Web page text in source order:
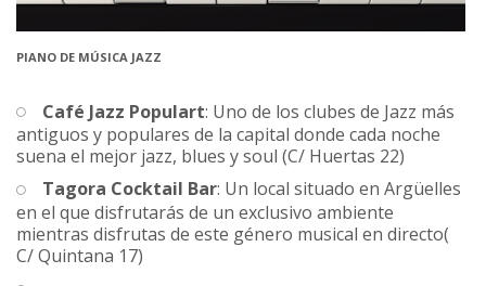
PIANO DE MÚSICA JAZZ
Café Jazz Populart: Uno de los clubes de Jazz más
antiguos y populares de la capital donde cada noche
suena el mejor jazz, blues y soul (C/ Huertas 22)
Tagora Cocktail Bar: Un local situado en Argüelles
en el que disfrutarás de un exclusivo ambiente
mientras disfrutas de este género musical en directo(
C/ Quintana 17)